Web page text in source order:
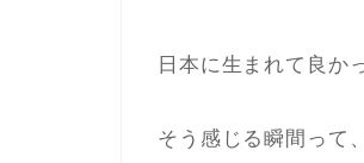
日本に生まれて良か
そう感じる瞬間って